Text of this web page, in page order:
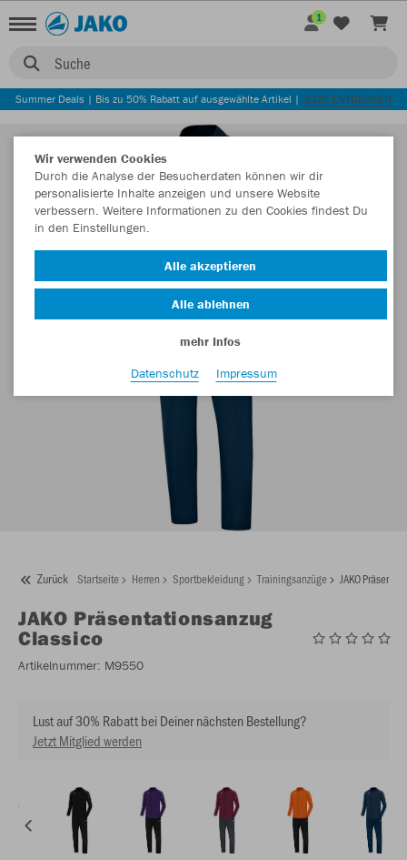
Suche
1
Summer Deals | Bis zu 50% Rabatt auf ausgewählte Artikel | JETZT ENTDECKEN
Zurück Startseite Herren Sportbekleidung Trainingsanzüge JAKO
JAKO Präsentationsanzug
Classico
Artikelnummer: M9550
Lust auf 30% Rabatt bei Deiner nächsten Bestellung?
Jetzt Mitglied werden
Wir verwenden Cookies
Durch die Analyse der Besucherdaten können wir dir
personalisierte Inhalte anzeigen und unsere Website
verbessern. Weitere Informationen zu den Cookies findest Du
in den Einstellungen.
Alle akzeptieren
Alle ablehnen
mehr Infos
Datenschutz
Impressum